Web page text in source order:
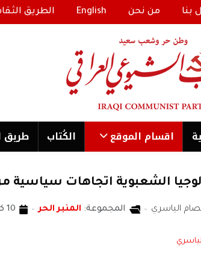
بنا من نحن English الطريق
اقسام الموقع الكُتاب طریق
الشعبوية اتجاهات سياسية
الياسري المجموعة: المنبر الحر 10 كانون1/ديسمبر 2023